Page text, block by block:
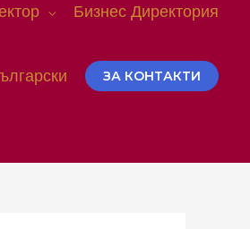
Бизнес Директория
ЗА КОНТАКТИ